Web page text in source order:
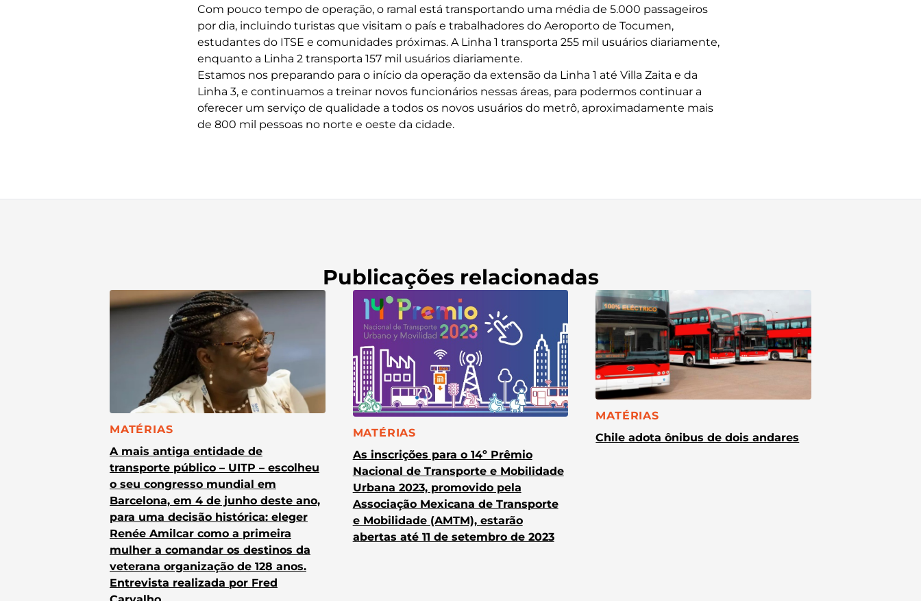
Com pouco tempo de operação, o ramal está transportando uma média de 5.000 passageiros
por dia, incluindo turistas que visitam o país e trabalhadores do Aeroporto de Tocumen,
estudantes do ITSE e comunidades próximas. A Linha 1 transporta 255 mil usuários diariamente,
enquanto a Linha 2 transporta 157 mil usuários diariamente.
Estamos nos preparando para o início da operação da extensão da Linha 1 até Villa Zaita e da
Linha 3, e continuamos a treinar novos funcionários nessas áreas, para podermos continuar a
oferecer um serviço de qualidade a todos os novos usuários do metrô, aproximadamente mais
de 800 mil pessoas no norte e oeste da cidade.
Publicações relacionadas
CATEGORIA:
MATÉRIAS
A mais antiga entidade de
transporte público – UITP – escolheu
o seu congresso mundial em
Barcelona, em 4 de junho deste ano,
para uma decisão histórica: eleger
Renée Amilcar como a primeira
mulher a comandar os destinos da
veterana organização de 128 anos.
Entrevista realizada por Fred
CATEGORIA:
MATÉRIAS
As inscrições para o 14º Prêmio
Nacional de Transporte e Mobilidade
Urbana 2023, promovido pela
Associação Mexicana de Transporte
e Mobilidade (AMTM), estarão
abertas até 11 de setembro de 2023
CATEGORIA:
MATÉRIAS
Chile adota ônibus de dois andares